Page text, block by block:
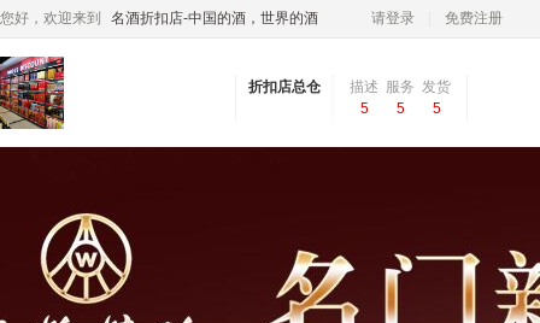
您好，欢迎来到 名酒折扣店-中国的酒，世界的酒 请登录 免费注册
折扣店总仓
描述
相符
5
服务
态度
5
发货
速度
5